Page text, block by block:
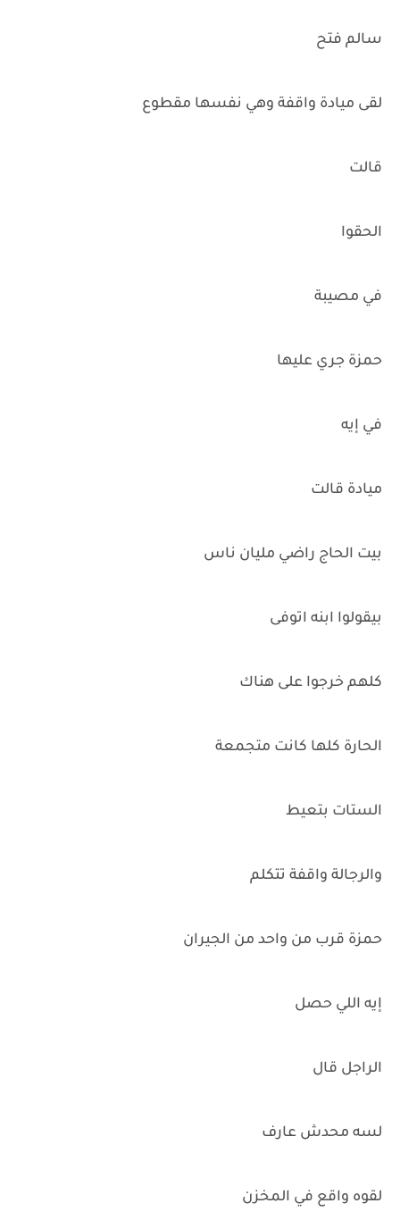
سالم فتح
لقى ميادة واقفة وهي نفسها مقطوع
قالت
الحقوا
في مصيبة
حمزة جري عليها
في إيه
ميادة قالت
بيت الحاج راضي مليان ناس
بيقولوا ابنه اتوفى
كلهم خرجوا على هناك
الحارة كلها كانت متجمعة
الستات بتعيط
والرجالة واقفة تتكلم
حمزة قرب من واحد من الجيران
إيه اللي حصل
الراجل قال
لسه محدش عارف
لقوه واقع في المخزن